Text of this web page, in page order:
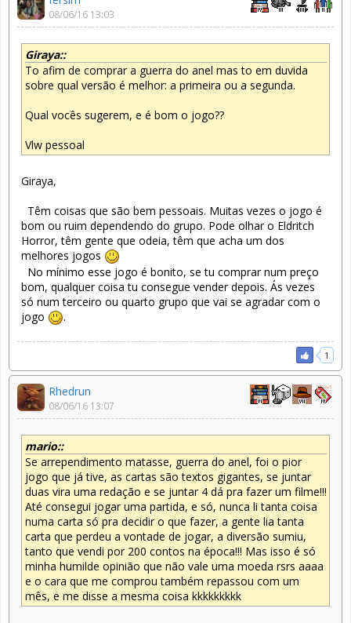
08/06/16 13:03
Giraya::
To afim de comprar a guerra do anel mas to em duvida
sobre qual versão é melhor: a primeira ou a segunda.
Qual vocês sugerem, e é bom o jogo??
Vlw pessoal
Giraya,
Têm coisas que são bem pessoais. Muitas vezes o jogo é
bom ou ruim dependendo do grupo. Pode olhar o Eldritch
Horror, têm gente que odeia, têm que acha um dos
melhores jogos
No mínimo esse jogo é bonito, se tu comprar num preço
bom, qualquer coisa tu consegue vender depois. Ás vezes
só num terceiro ou quarto grupo que vai se agradar com o
jogo
.
1
Rhedrun
08/06/16 13:07
mario::
Se arrependimento matasse, guerra do anel, foi o pior
jogo que já tive, as cartas são textos gigantes, se juntar
duas vira uma redação e se juntar 4 dá pra fazer um filme!!!
Até consegui jogar uma partida, e só, nunca li tanta coisa
numa carta só pra decidir o que fazer, a gente lia tanta
carta que perdeu a vontade de jogar, a diversão sumiu,
tanto que vendi por 200 contos na época!!! Mas isso é só
minha humilde opinião que não vale uma moeda rsrs aaaa
e o cara que me comprou também repassou com um
mês, e me disse a mesma coisa kkkkkkkkk